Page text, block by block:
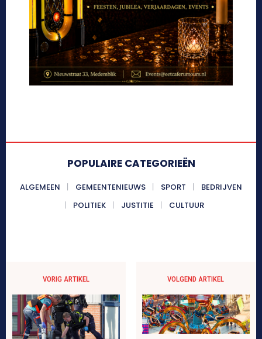
POPULAIRE CATEGORIEËN
ALGEMEEN GEMEENTENIEUWS SPORT
BEDRIJVEN
POLITIEK
JUSTITIE CULTUUR
VORIG ARTIKEL VOLGEND ARTIKEL